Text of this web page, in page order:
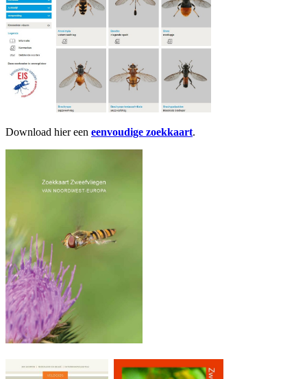
Download hier een eenvoudige zoekkaart.